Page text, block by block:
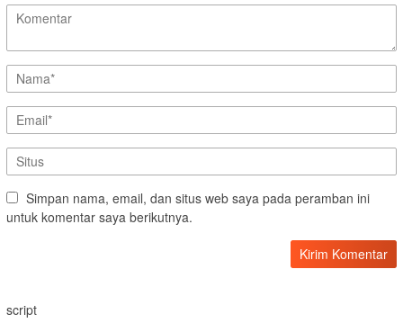
Simpan nama, email, dan situs web saya pada peramban ini
untuk komentar saya berikutnya.
script